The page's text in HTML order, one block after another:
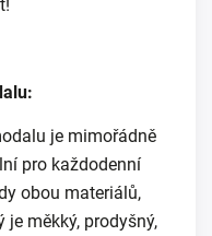
je mimořádně
pro každodenní
obou materiálů,
měkký, prodyšný,